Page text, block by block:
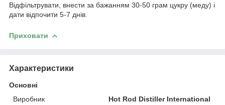
Відфільтрувати, внести за бажанням 30-50 грам цукру (меду) і
дати відпочити 5-7 днів.
Приховати
Характеристики
Основні
Виробник
Hot Rod Distiller International